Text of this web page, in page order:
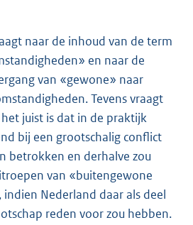
naar de inhoud van de term
en naar de
van «gewone» naar
Tevens vraagt
juist is dat in de praktijk
bij een grootschalig conflict
betrokken en derhalve zou
van «buitengewone
Nederland daar als deel
reden voor zou hebben.